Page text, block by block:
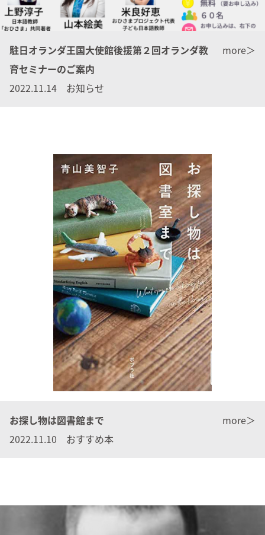
駐日オランダ王国大使館後援第２回オランダ教
育セミナーのご案内
2022.11.14 お知らせ
more＞
お探し物は図書館まで
2022.11.10 おすすめ本
more＞